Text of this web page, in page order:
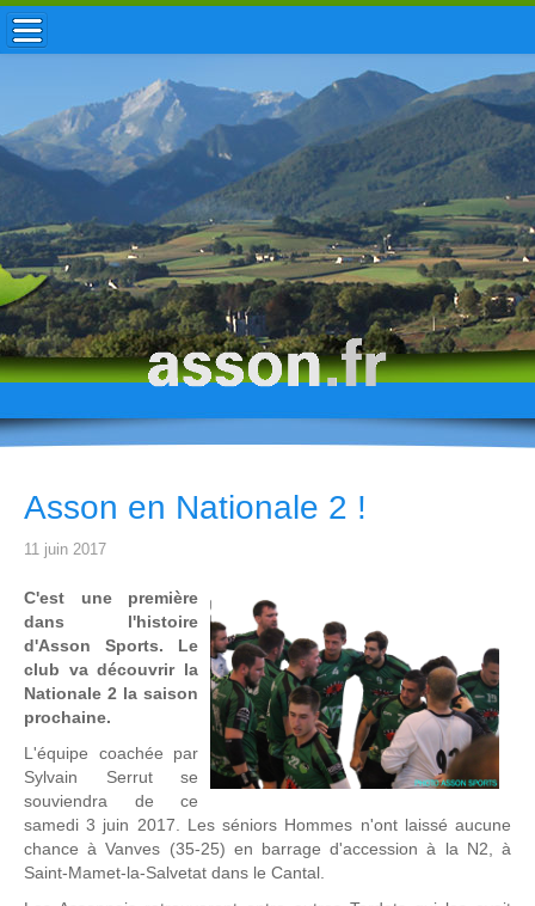
ACCUEIL / INFOS
MUNICIPALITÉ
VIE LOCALE
ENFANCE
TOURISME
HISTOIRE
Asson en Nationale 2 !
11 juin 2017
C'est une première
dans l'histoire
d'Asson Sports. Le
club va découvrir la
Nationale 2 la saison
prochaine.
L'équipe coachée par
Sylvain Serrut se
souviendra de ce
samedi 3 juin 2017. Les séniors Hommes n'ont laissé aucune
chance à Vanves (35-25) en barrage d'accession à la N2, à
Saint-Mamet-la-Salvetat dans le Cantal.